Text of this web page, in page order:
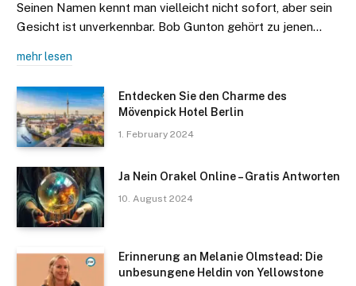
Seinen Namen kennt man vielleicht nicht sofort, aber sein
Gesicht ist unverkennbar. Bob Gunton gehört zu jenen…
mehr lesen
Entdecken Sie den Charme des
Mövenpick Hotel Berlin
1. February 2024
Ja Nein Orakel Online – Gratis Antworten
10. August 2024
Erinnerung an Melanie Olmstead: Die
unbesungene Heldin von Yellowstone